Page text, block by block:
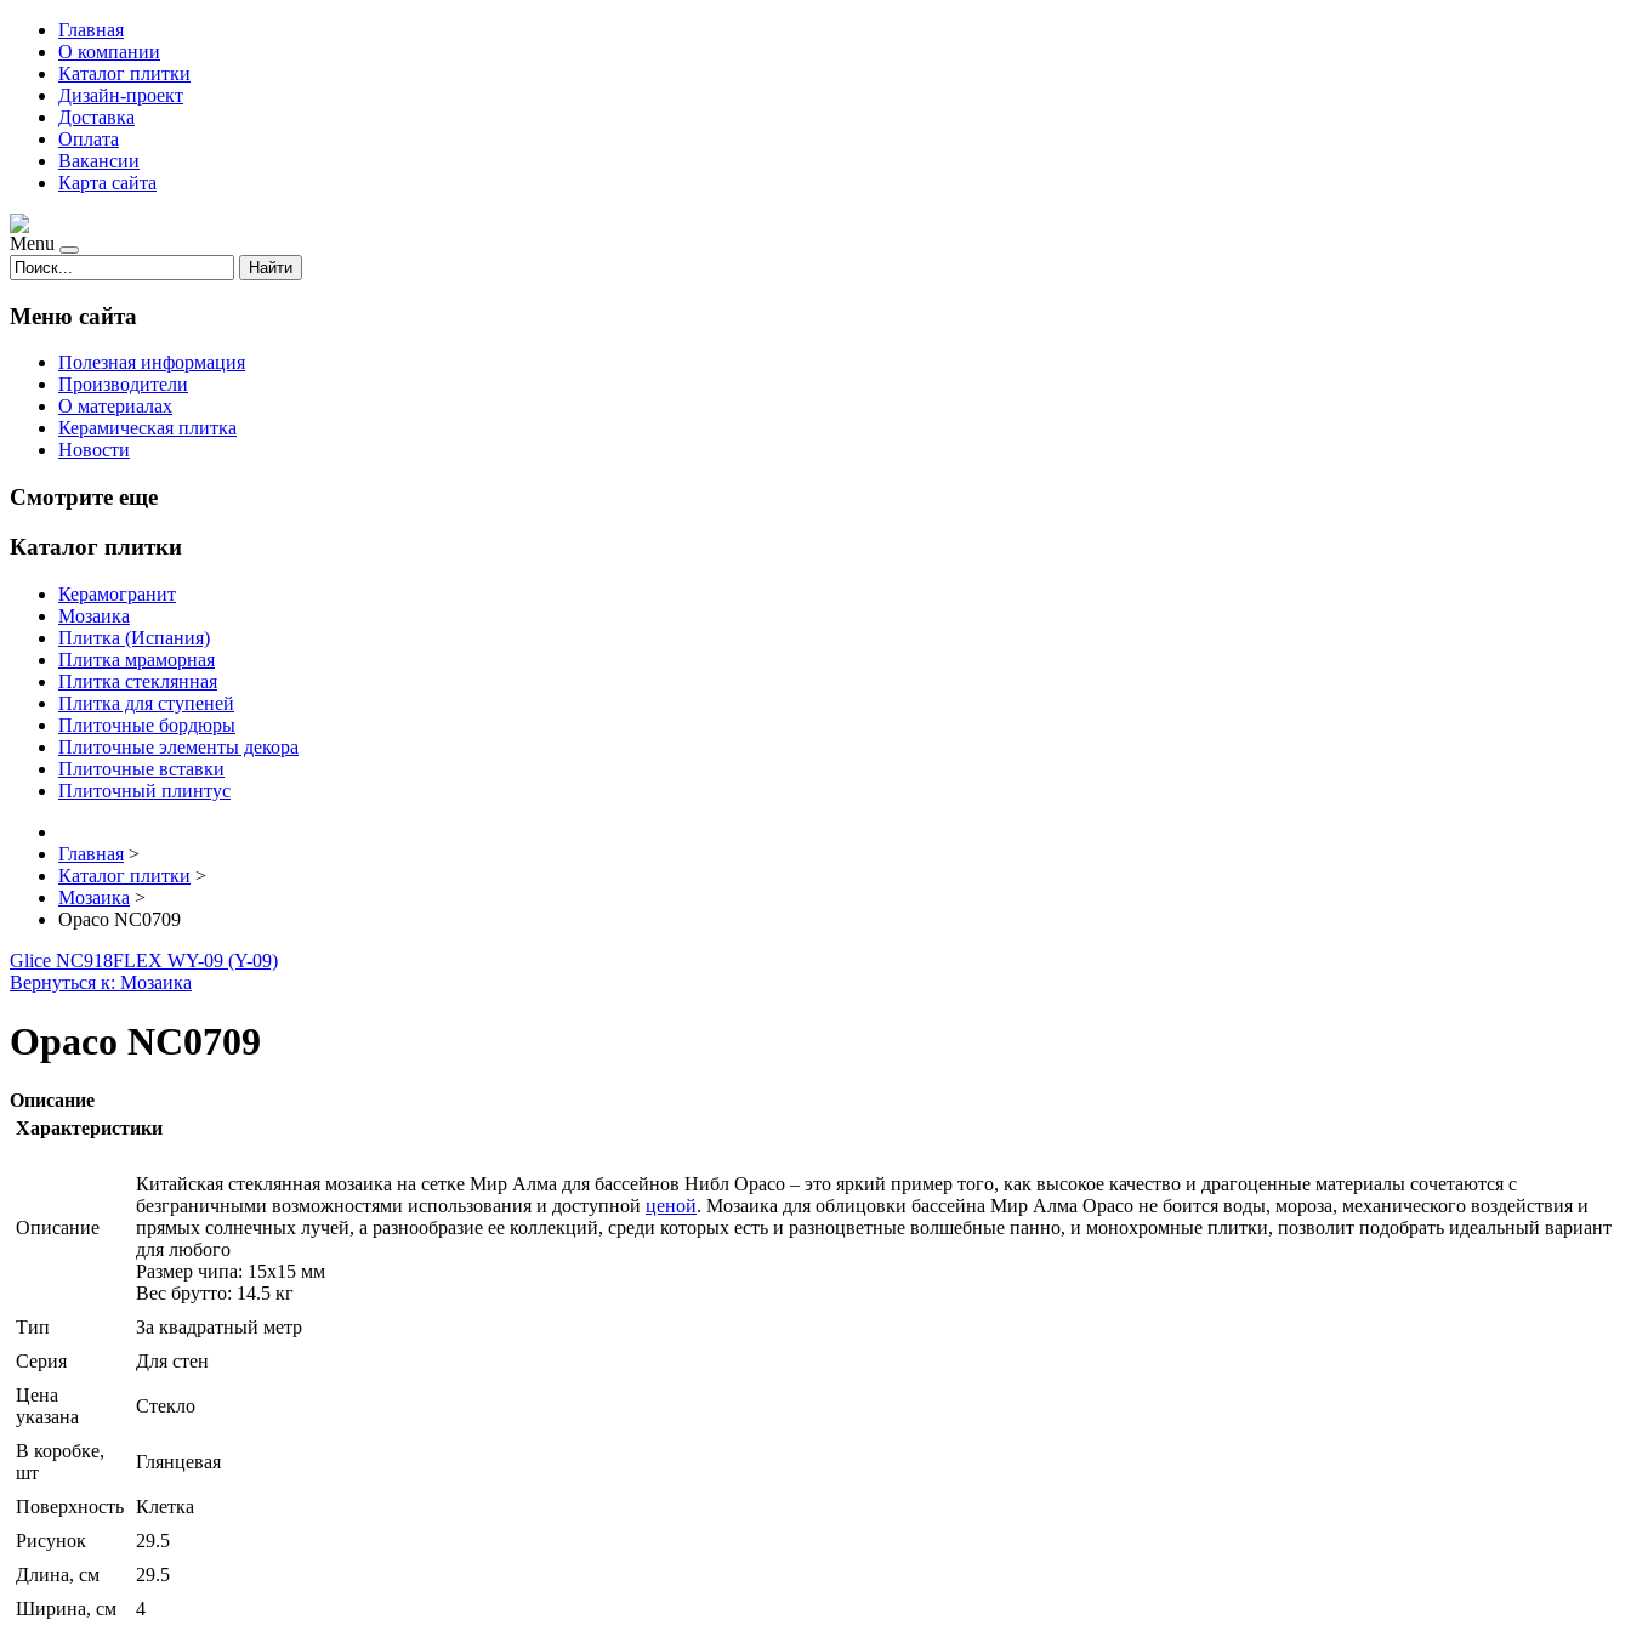
Главная
О компании
Каталог плитки
Дизайн-проект
Доставка
Оплата
Вакансии
Карта сайта
Menu
Найти
Меню сайта
Полезная информация
Производители
О материалах
Керамическая плитка
Новости
Смотрите еще
Каталог плитки
Керамогранит
Мозаика
Плитка (Испания)
Плитка мраморная
Плитка стеклянная
Плитка для ступеней
Плиточные бордюры
Плиточные элементы декора
Плиточные вставки
Плиточный плинтус
Главная >
Каталог плитки >
Мозаика >
Opaco NC0709
Glice NC918FLEX WY-09 (Y-09)
Вернуться к: Мозаика
Opaco NC0709
Описание
Характеристики
Описание
Китайская стеклянная мозаика на сетке Мир Алма для бассейнов Нибл Opaco – это яркий пример того, как высокое качество и драгоценные материалы сочетаются с
безграничными возможностями использования и доступной ценой. Мозаика для облицовки бассейна Мир Алма Opaco не боится воды, мороза, механического воздействия и
прямых солнечных лучей, а разнообразие ее коллекций, среди которых есть и разноцветные волшебные панно, и монохромные плитки, позволит подобрать идеальный вариант
для любого
Размер чипа: 15x15 мм
Вес брутто: 14.5 кг
Тип
За квадратный метр
Серия
Для стен
Цена
указана
Стекло
В коробке,
шт
Глянцевая
Поверхность Клетка
Рисунок
29.5
Длина, см
29.5
Ширина, см
4